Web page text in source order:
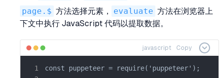
page.$ 方法选择元素， evaluate 方法在浏览器上
下文中执行 JavaScript 代码以提取数据。
javascript Copy
const puppeteer = require('puppeteer');